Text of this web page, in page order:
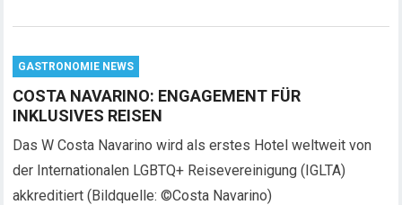
GASTRONOMIE NEWS
COSTA NAVARINO: ENGAGEMENT FÜR
INKLUSIVES REISEN
Das W Costa Navarino wird als erstes Hotel weltweit von
der Internationalen LGBTQ+ Reisevereinigung (IGLTA)
akkreditiert (Bildquelle: ©Costa Navarino)